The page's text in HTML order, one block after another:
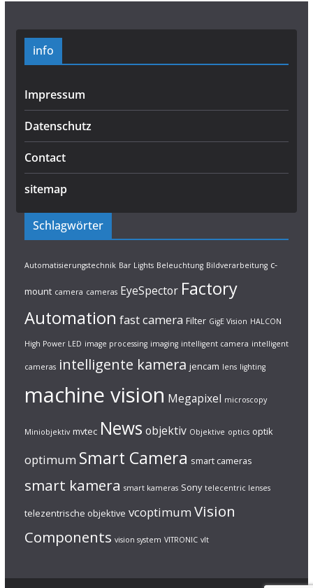
info
Impressum
Datenschutz
Contact
sitemap
Schlagwörter
Automatisierungstechnik Bar Lights Beleuchtung Bildverarbeitung c-
mount camera cameras EyeSpector Factory
Automation fast camera Filter GigE Vision HALCON
High Power LED image processing imaging intelligent camera intelligent
cameras intelligente kamera jencam lens lighting
machine vision Megapixel microscopy
Miniobjektiv mvtec News objektiv Objektive optics optik
optimum Smart Camera smart cameras
smart kamera smart kameras Sony telecentric lenses
telezentrische objektive vcoptimum Vision
Components vision system VITRONIC vlt